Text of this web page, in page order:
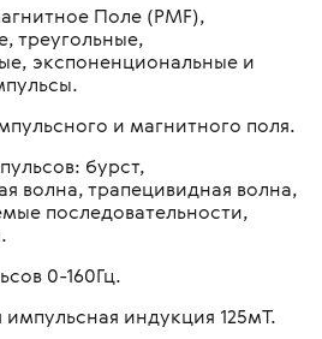
Поле (PMF),
треугольные,
экспоненциональные и
и магнитного поля.
бурст,
волна, трапецивидная волна,
последовательности,
0-160Гц.
индукция 125мТ.